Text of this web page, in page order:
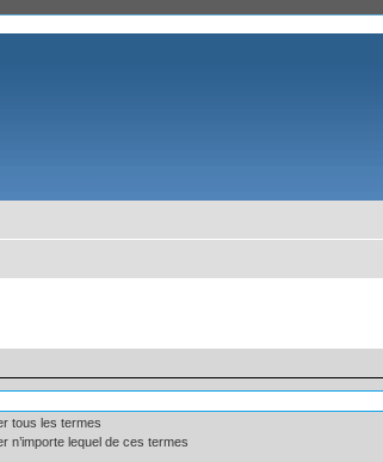
tous les termes
n’importe lequel de ces termes